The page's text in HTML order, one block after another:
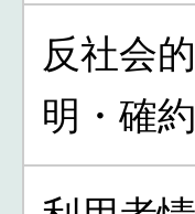
反社会
明・確